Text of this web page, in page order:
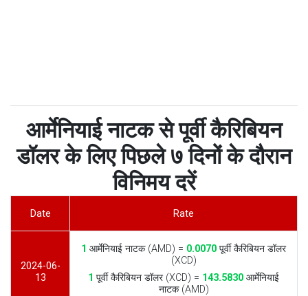
आर्मेनियाई नाटक से पूर्वी कैरिबियन
डॉलर के लिए पिछले ७ दिनों के दौरान
विनिमय दरें
Date Rate
2024-06-
13
1 आर्मेनियाई नाटक (AMD) = 0.0070 पूर्वी कैरिबियन डॉलर
(XCD)
1 पूर्वी कैरिबियन डॉलर (XCD) = 143.5830 आर्मेनियाई
नाटक (AMD)